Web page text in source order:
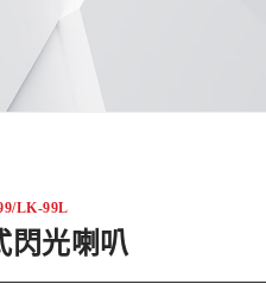
LK-99L
閃光喇叭